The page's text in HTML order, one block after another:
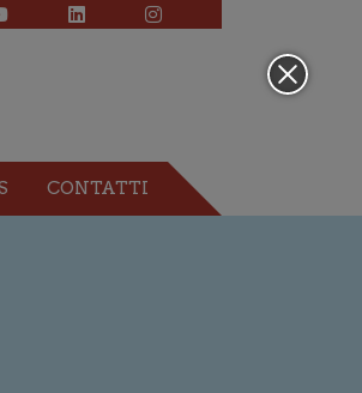
CONTATTI